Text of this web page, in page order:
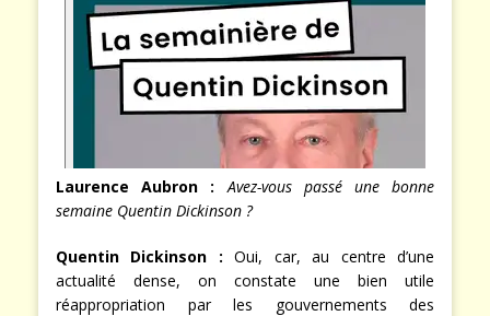
Laurence Aubron :
Avez-vous passé une bonne
semaine Quentin Dickinson ?
Quentin Dickinson : Oui, car, au centre d’une
actualité dense, on constate une bien utile
réappropriation par les gouvernements des